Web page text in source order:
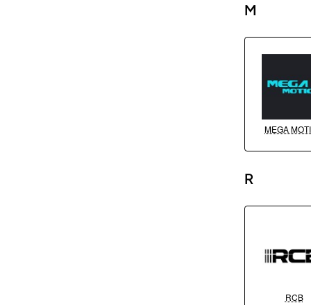
M
MEGA
R
RCB